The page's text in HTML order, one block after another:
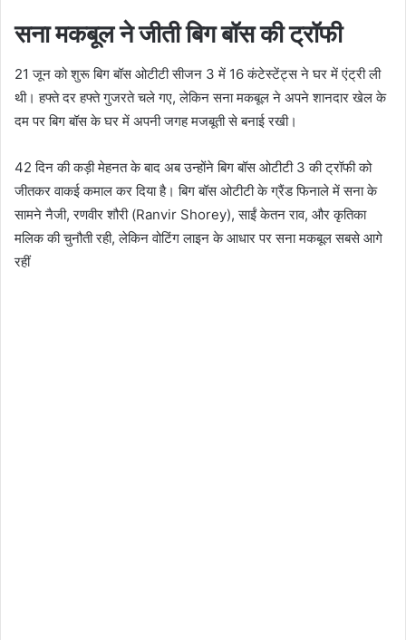
सना मकबूल ने जीती बिग बॉस की ट्रॉफी
21 जून को शुरू बिग बॉस ओटीटी सीजन 3 में 16 कंटेस्टेंट्स ने घर में एंट्री ली
थी। हफ्ते दर हफ्ते गुजरते चले गए, लेकिन सना मकबूल ने अपने शानदार खेल के
दम पर बिग बॉस के घर में अपनी जगह मजबूती से बनाई रखी।
42 दिन की कड़ी मेहनत के बाद अब उन्होंने बिग बॉस ओटीटी 3 की ट्रॉफी को
जीतकर वाकई कमाल कर दिया है। बिग बॉस ओटीटी के ग्रैंड फिनाले में सना के
सामने नैजी, रणवीर शौरी (Ranvir Shorey), साईं केतन राव, और कृतिका
मलिक की चुनौती रही, लेकिन वोटिंग लाइन के आधार पर सना मकबूल सबसे आगे
रहीं